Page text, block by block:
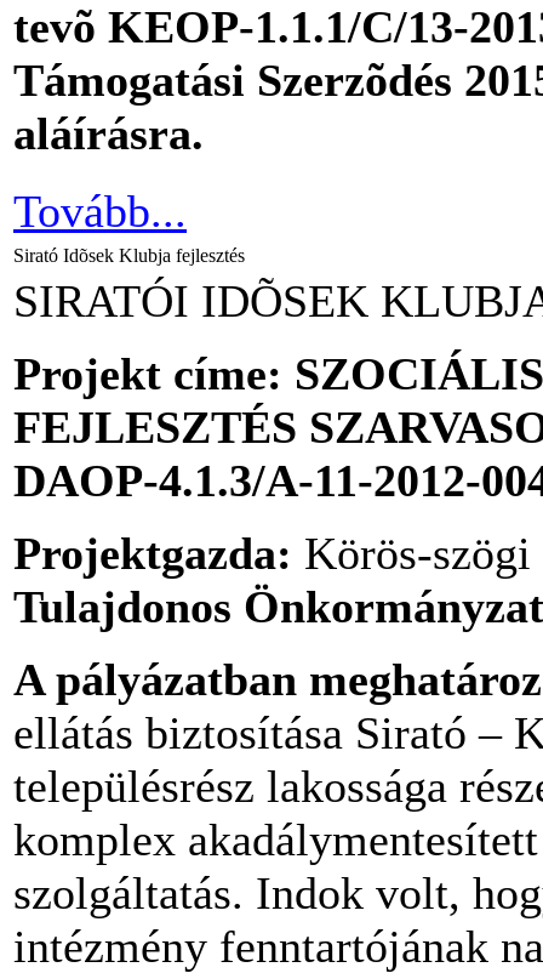
tevõ KEOP-1.1.1/C/13-
Támogatási Szerzõdés
aláírásra.
Tovább...
Sirató Idõsek Klubja fejlesztés
SIRATÓI IDÕSEK
Projekt címe:
FEJLESZTÉS
DAOP-4.1.3/A-11-2012-
Projektgazda: Körös-szögi
Tulajdonos
A pályázatban
ellátás biztosítása Sirató –
településrész lakossága
komplex
szolgáltatás. Indok volt,
intézmény fenntartójának